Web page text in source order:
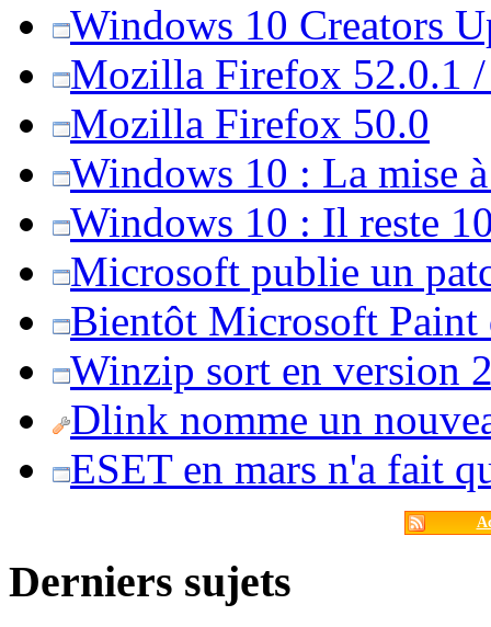
Windows 10 Creators
Mozilla Firefox 52.0.1
Mozilla Firefox 50.0
Windows 10 : La mise
Windows 10 : Il reste
Microsoft publie un
Bientôt Microsoft Paint
Winzip sort en version
Dlink nomme un
ESET en mars n'a fait
Derniers sujets